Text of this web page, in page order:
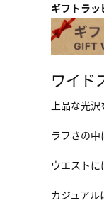
ギフトラッ
ワイド
上品な光
ラフさの中
ウエストに
カジュアル